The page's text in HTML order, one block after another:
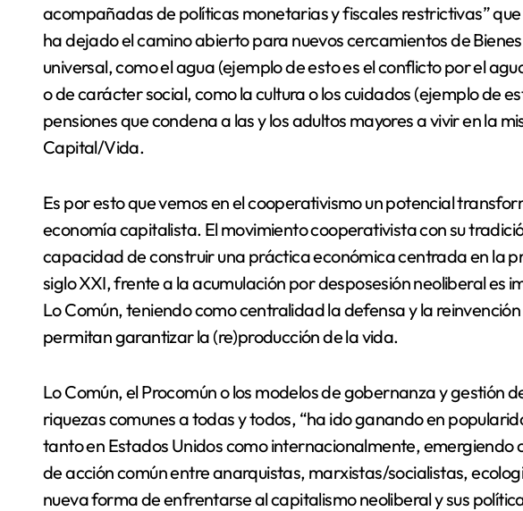
acompañadas de políticas monetarias y fiscales restrictivas” que
ha dejado el camino abierto para nuevos cercamientos de
universal, como el agua (ejemplo de esto es el conflicto por el
o de carácter social, como la cultura o los cuidados (ejemplo de
pensiones que condena a las y los adultos mayores a vivir en la
Capital/Vida.
Es por esto que vemos en el cooperativismo un potencial
economía capitalista. El movimiento cooperativista con su
capacidad de construir una práctica económica centrada en la
siglo XXI, frente a la acumulación por desposesión neoliberal es
Lo Común, teniendo como centralidad la defensa y la
permitan garantizar la (re)producción de la vida.
Lo Común, el Procomún o los modelos de gobernanza y gestión
riquezas comunes a todas y todos, “ha ido ganando en
tanto en Estados Unidos como internacionalmente, emergiendo
de acción común entre anarquistas, marxistas/socialistas,
nueva forma de enfrentarse al capitalismo neoliberal y sus